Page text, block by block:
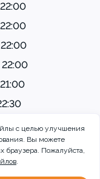
с целью улучшения
Вы можете
браузера. Пожалуйста,
.